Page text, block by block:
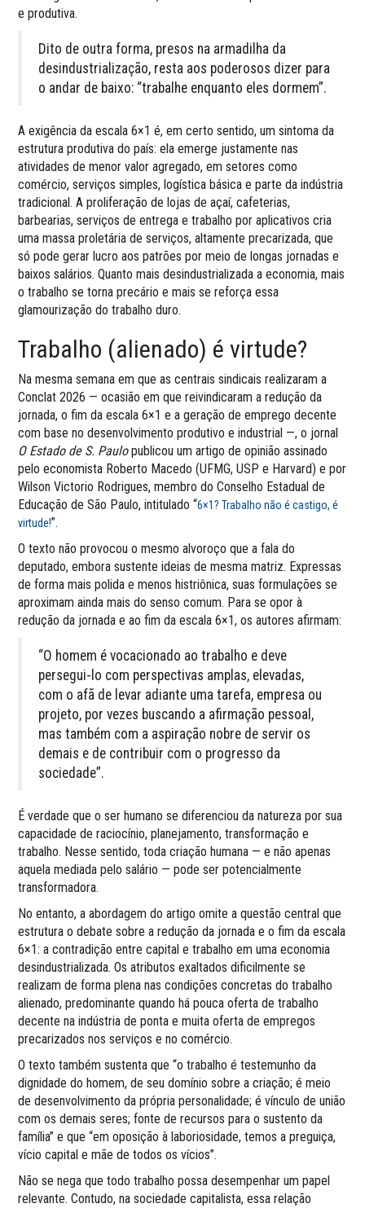
e produtiva.
Dito de outra forma, presos na armadilha da
desindustrialização, resta aos poderosos dizer para
o andar de baixo: “trabalhe enquanto eles dormem”.
A exigência da escala 6×1 é, em certo sentido, um sintoma da
estrutura produtiva do país: ela emerge justamente nas
atividades de menor valor agregado, em setores como
comércio, serviços simples, logística básica e parte da indústria
tradicional. A proliferação de lojas de açaí, cafeterias,
barbearias, serviços de entrega e trabalho por aplicativos cria
uma massa proletária de serviços, altamente precarizada, que
só pode gerar lucro aos patrões por meio de longas jornadas e
baixos salários. Quanto mais desindustrializada a economia, mais
o trabalho se torna precário e mais se reforça essa
glamourização do trabalho duro.
Trabalho (alienado) é virtude?
Na mesma semana em que as centrais sindicais realizaram a
Conclat 2026 — ocasião em que reivindicaram a redução da
jornada, o fim da escala 6×1 e a geração de emprego decente
com base no desenvolvimento produtivo e industrial —, o jornal
O Estado de S. Paulopublicou um artigo de opinião assinado
pelo economista Roberto Macedo (UFMG, USP e Harvard) e por
Wilson Victorio Rodrigues, membro do Conselho Estadual de
Educação de São Paulo, intitulado “6×1? Trabalho não é castigo, é
virtude!”.
O texto não provocou o mesmo alvoroço que a fala do
deputado, embora sustente ideias de mesma matriz. Expressas
de forma mais polida e menos histriônica, suas formulações se
aproximam ainda mais do senso comum. Para se opor à
redução da jornada e ao fim da escala 6×1, os autores afirmam:
“O homem é vocacionado ao trabalho e deve
persegui-lo com perspectivas amplas, elevadas,
com o afã de levar adiante uma tarefa, empresa ou
projeto, por vezes buscando a afirmação pessoal,
mas também com a aspiração nobre de servir os
demais e de contribuir com o progresso da
sociedade”.
É verdade que o ser humano se diferenciou da natureza por sua
capacidade de raciocínio, planejamento, transformação e
trabalho. Nesse sentido, toda criação humana — e não apenas
aquela mediada pelo salário — pode ser potencialmente
transformadora.
No entanto, a abordagem do artigo omite a questão central que
estrutura o debate sobre a redução da jornada e o fim da escala
6×1: a contradição entre capital e trabalho em uma economia
desindustrializada. Os atributos exaltados dificilmente se
realizam de forma plena nas condições concretas do trabalho
alienado, predominante quando há pouca oferta de trabalho
decente na indústria de ponta e muita oferta de empregos
precarizados nos serviços e no comércio.
O texto também sustenta que “o trabalho é testemunho da
dignidade do homem, de seu domínio sobre a criação; é meio
de desenvolvimento da própria personalidade; é vínculo de união
com os demais seres; fonte de recursos para o sustento da
família” e que “em oposição à laboriosidade, temos a preguiça,
vício capital e mãe de todos os vícios”.
Não se nega que todo trabalho possa desempenhar um papel
relevante. Contudo, na sociedade capitalista, essa relação